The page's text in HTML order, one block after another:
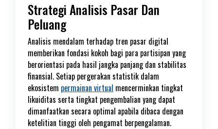
Strategi Analisis Pasar Dan
Peluang
Analisis mendalam terhadap tren pasar digital
memberikan fondasi kokoh bagi para partisipan yang
berorientasi pada hasil jangka panjang dan stabilitas
finansial. Setiap pergerakan statistik dalam
ekosistem permainan virtual mencerminkan tingkat
likuiditas serta tingkat pengembalian yang dapat
dimanfaatkan secara optimal apabila dibaca dengan
ketelitian tinggi oleh pengamat berpengalaman.